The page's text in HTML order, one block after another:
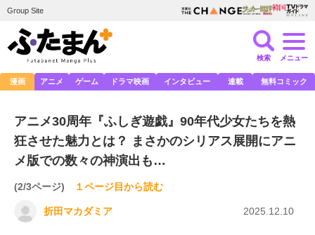
Group Site
検索 メニュー
漫画 アニメ ゲーム ドラマ映画 インタビュー 連載 無料コミック
アニメ30周年『ふしぎ遊戯』90年代少女たちを熱
狂させた魅力とは？ まさかのシリアス展開にアニ
メ版での数々の神演出も…
(2/3ページ) １ページ目から読む
折田マカダミア 2025.12.10